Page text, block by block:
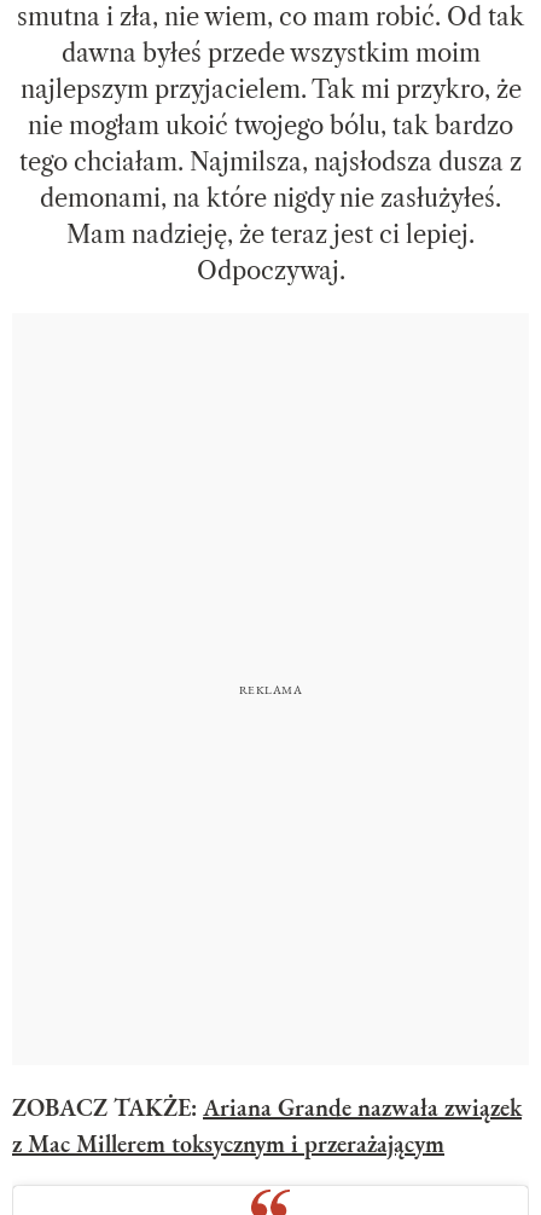
smutna i zła, nie wiem, co mam robić. Od tak
dawna byłeś przede wszystkim moim
najlepszym przyjacielem. Tak mi przykro, że
nie mogłam ukoić twojego bólu, tak bardzo
tego chciałam. Najmilsza, najsłodsza dusza z
demonami, na które nigdy nie zasłużyłeś.
Mam nadzieję, że teraz jest ci lepiej.
Odpoczywaj.
ZOBACZ TAKŻE: Ariana Grande nazwała związek
z Mac Millerem toksycznym i przerażającym